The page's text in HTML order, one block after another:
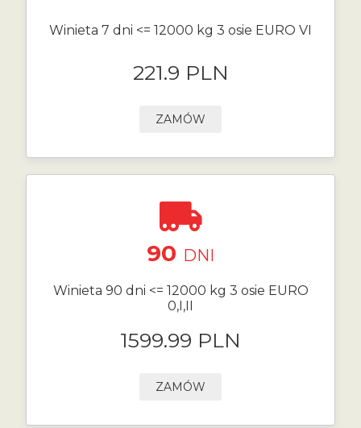
Winieta 7 dni <= 12000 kg 3 osie EURO VI
221.9 PLN
ZAMÓW
90 DNI
Winieta 90 dni <= 12000 kg 3 osie EURO
0,I,II
1599.99 PLN
ZAMÓW